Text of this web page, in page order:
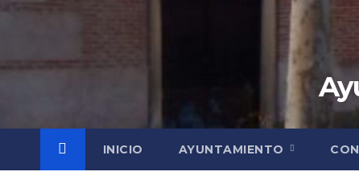
INICIO AYUNTAMIENTO